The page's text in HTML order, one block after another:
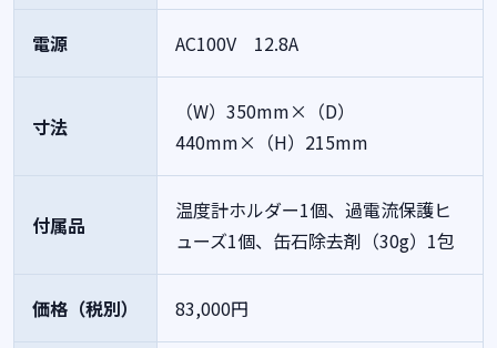
電源 AC100V 12.8A
寸法
（W）350mm×（D）
440mm×（H）215mm
付属品
温度計ホルダー1個、過電流保護ヒ
ューズ1個、缶石除去剤（30g）1包
価格（税別） 83,000円